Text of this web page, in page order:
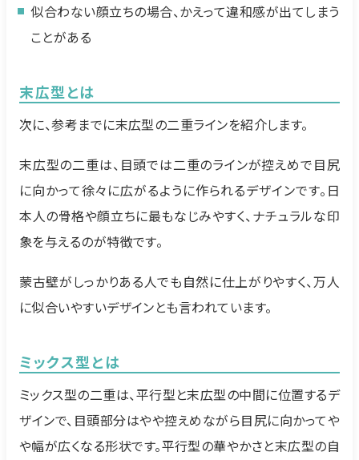
似合わない顔立ちの場合、かえって違和感が出てしまう
ことがある
末広型とは
次に、参考までに末広型の二重ラインを紹介します。
末広型の二重は、目頭では二重のラインが控えめで目尻
に向かって徐々に広がるように作られるデザインです。日
本人の骨格や顔立ちに最もなじみやすく、ナチュラルな印
象を与えるのが特徴です。
蒙古壁がしっかりある人でも自然に仕上がりやすく、万人
に似合いやすいデザインとも言われています。
ミックス型とは
ミックス型の二重は、平行型と末広型の中間に位置するデ
ザインで、目頭部分はやや控えめながら目尻に向かってや
や幅が広くなる形状です。平行型の華やかさと末広型の自